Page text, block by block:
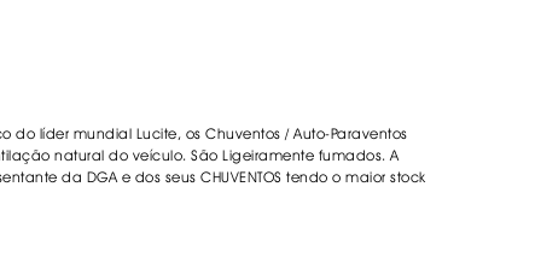
PNEUS
EBC
do líder mundial Lucite, os Chuventos / Auto-Paraventos
natural do veículo. São Ligeiramente fumados. A
da DGA e dos seus CHUVENTOS tendo o maior stock